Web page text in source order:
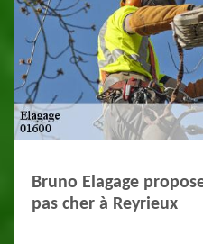
Bruno Elagage
pas cher à Reyrieux